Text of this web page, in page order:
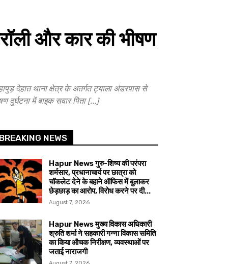
और कार की भीषण
देहात थाना क्षेत्र के अतर्गत ट्याला अंडरपास से
दुर्घटना में बाइक सवार पिता […]
NEWS
Hapur News गुरु-शिष्य की परंपरा
शर्मसार, प्रधानाचार्य पर छात्रा को
चॉकलेट देने के बहाने ऑफिस में बुलाकर
छेड़छाड़ का आरोप, विरोध करने पर दी...
August 7, 2026
Hapur News मुख्य विकास अधिकारी
श्रुति शर्मा ने सहकारी गन्ना विकास समिति
का किया औचक निरीक्षण, व्यवस्थाओं पर
जताई नाराजगी